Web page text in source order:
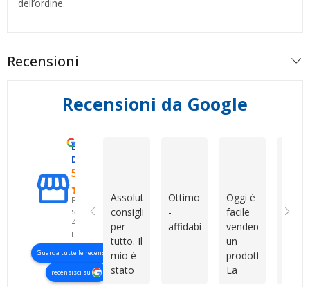
dell’ordine.
Recensioni
Recensioni da Google
Eccellente
5.0
Basato
su
426
recensioni
Guarda tutte le recensioni
recensisci su
Assolutamente
consigliati
per
tutto. Il
mio è
stato
Ottimo
-
affidabile
Oggi è
facile
vendere
un
prodotto.
La